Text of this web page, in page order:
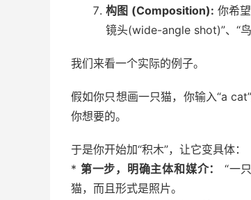
构图 (Composition): 你希
镜头(wide-angle shot)”、“
我们来看一个实际的例子。
假如你只想画一只猫，你输入“a
你想要的。
于是你开始加“积木”，让它变具体：
* 第一步，明确主体和媒介：
“一
猫，而且形式是照片。